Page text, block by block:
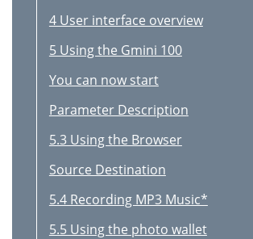
4 User interface overview
5 Using the Gmini 100
You can now start
Parameter Description
5.3 Using the Browser
Source Destination
5.4 Recording MP3 Music*
5.5 Using the photo wallet